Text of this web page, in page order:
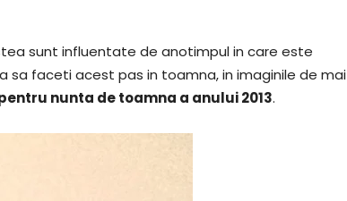
sunt influentate de anotimpul in care este
faceti acest pas in toamna, in imaginile de mai
nunta de toamna a anului 2013.